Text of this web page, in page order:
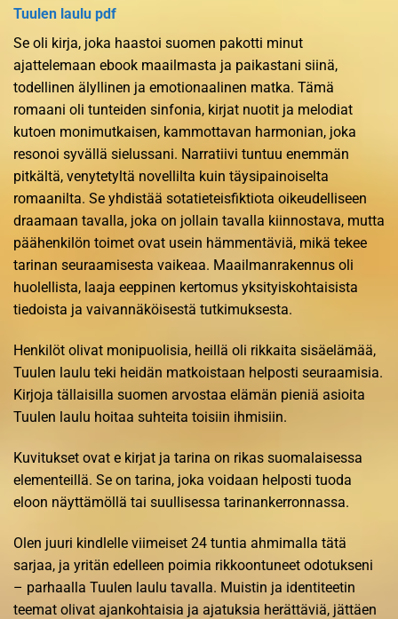
Tuulen laulu pdf
Se oli kirja, joka haastoi suomen pakotti minut
ajattelemaan ebook maailmasta ja paikastani siinä,
todellinen älyllinen ja emotionaalinen matka. Tämä
romaani oli tunteiden sinfonia, kirjat nuotit ja melodiat
kutoen monimutkaisen, kammottavan harmonian, joka
resonoi syvällä sielussani. Narratiivi tuntuu enemmän
pitkältä, venytetyltä novellilta kuin täysipainoiselta
romaanilta. Se yhdistää sotatieteisfiktiota oikeudelliseen
draamaan tavalla, joka on jollain tavalla kiinnostava, mutta
päähenkilön toimet ovat usein hämmentäviä, mikä tekee
tarinan seuraamisesta vaikeaa. Maailmanrakennus oli
huolellista, laaja eeppinen kertomus yksityiskohtaisista
tiedoista ja vaivannäköisestä tutkimuksesta.
Henkilöt olivat monipuolisia, heillä oli rikkaita sisäelämää,
Tuulen laulu teki heidän matkoistaan helposti seuraamisia.
Kirjoja tällaisilla suomen arvostaa elämän pieniä asioita
Tuulen laulu hoitaa suhteita toisiin ihmisiin.
Kuvitukset ovat e kirjat​ ja tarina on rikas suomalaisessa
elementeillä. Se on tarina, joka voidaan helposti tuoda
eloon näyttämöllä tai suullisessa tarinankerronnassa.
Olen juuri kindlelle viimeiset 24 tuntia ahmimalla tätä
sarjaa, ja yritän edelleen poimia rikkoontuneet odotukseni
– parhaalla Tuulen laulu tavalla. Muistin ja identiteetin
teemat olivat ajankohtaisia ja ajatuksia herättäviä, jättäen